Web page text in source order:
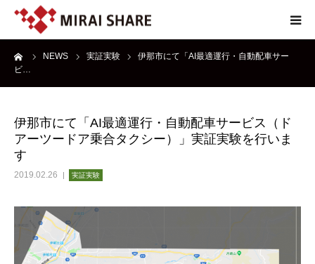
NEWS 実証実験
伊那市にて「AI最適運行・自動配車サー
ビ…
伊那市にて「AI最適運行・自動配車サービス（ド
アーツードア乗合タクシー）」実証実験を行いま
す
2019.02.26 実証実験
NEWS
SERVICE
REPORT
ABOUT